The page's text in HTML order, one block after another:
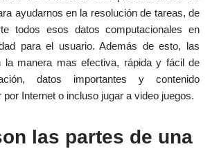
ayudarnos en la resolución de tareas, de
todos esos datos computacionales en
para el usuario. Además de esto, las
la manera mas efectiva, rápida y fácil de
datos importantes y contenido
Internet o incluso jugar a video juegos.
las partes de una